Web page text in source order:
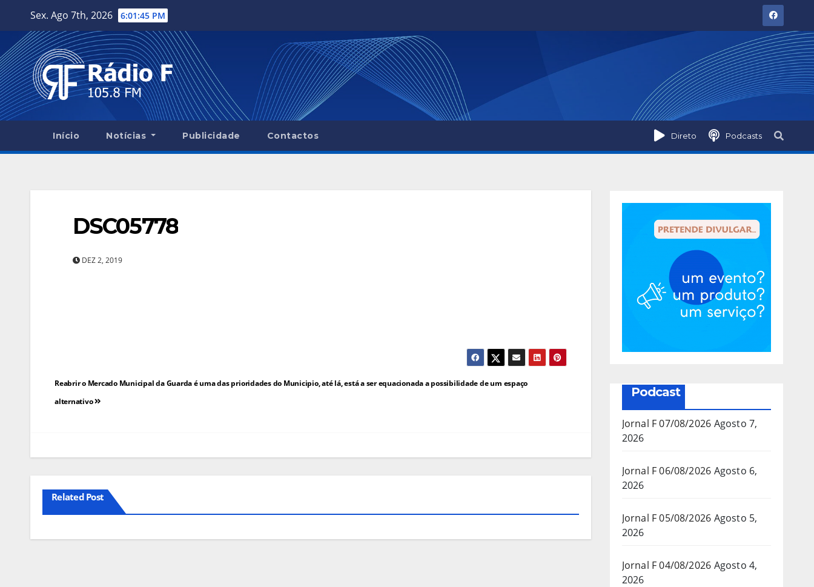
content
Sex. Ago 7th, 2026 6:01:46 PM
Direto Podcasts
Início Notícias Publicidade Contactos
DSC05778
DEZ 2, 2019
Navegação
de
Reabrir o Mercado Municipal da Guarda é uma das prioridades do Municipio, até lá, está a ser equacionada a possibilidade de um espaço
alternativo
Related Post
Podcast
Jornal F 07/08/2026 Agosto 7,
2026
Jornal F 06/08/2026 Agosto 6,
2026
Jornal F 05/08/2026 Agosto 5,
2026
Jornal F 04/08/2026 Agosto 4,
2026